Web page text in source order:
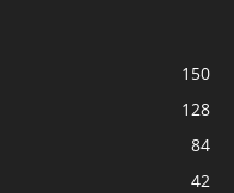
150
128
84
42